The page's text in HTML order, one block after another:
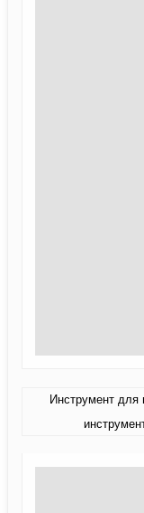
Инструмент